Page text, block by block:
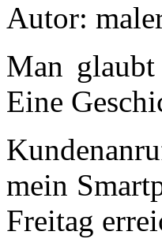
Autor:
Man
Eine
mein
Freitag